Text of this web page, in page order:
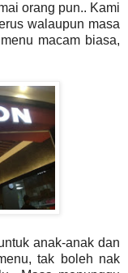
orang pun.. Kami
walaupun masa
macam biasa,
anak-anak dan
tak boleh nak